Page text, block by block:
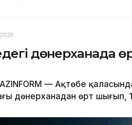
дөнерханада
— Ақтөбе
дөнерханадан өрт шығып,